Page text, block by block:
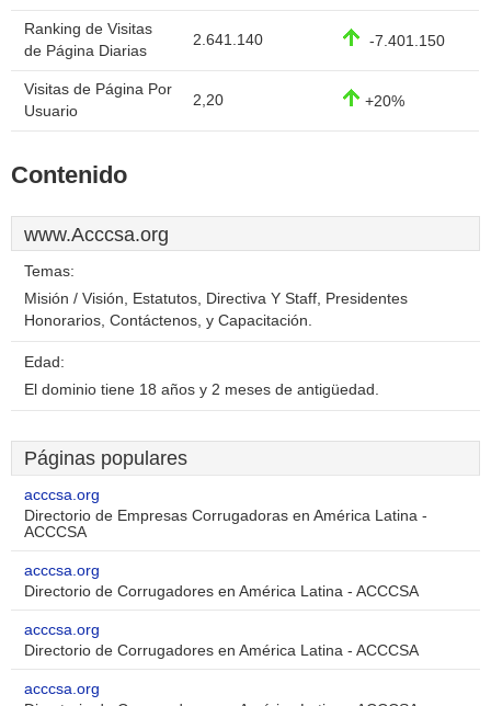
Ranking de Visitas
de Página Diarias
2.641.140 -7.401.150
Visitas de Página Por
Usuario
2,20 +20%
Contenido
www.Acccsa.org
Temas:
Misión / Visión, Estatutos, Directiva Y Staff, Presidentes
Honorarios, Contáctenos, y Capacitación.
Edad:
El dominio tiene 18 años y 2 meses de antigüedad.
Páginas populares
acccsa.org
Directorio de Empresas Corrugadoras en América Latina -
ACCCSA
acccsa.org
Directorio de Corrugadores en América Latina - ACCCSA
acccsa.org
Directorio de Corrugadores en América Latina - ACCCSA
acccsa.org